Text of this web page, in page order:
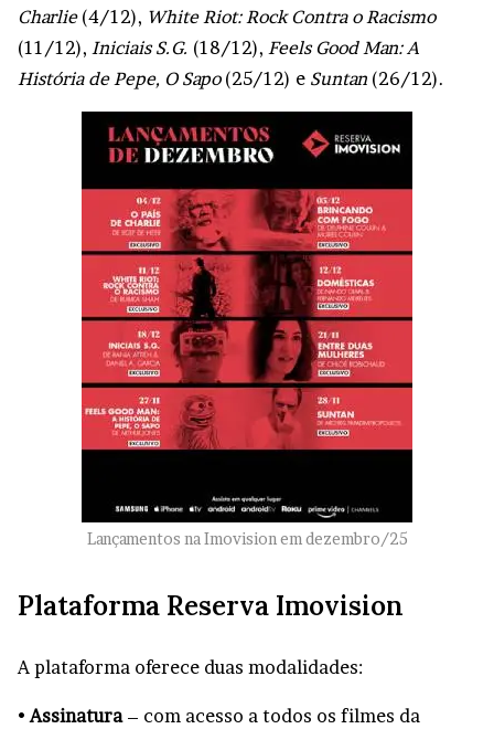
Charlie(4/12), White Riot: Rock Contra o Racismo
(11/12), Iniciais S.G. (18/12), Feels Good Man: A
História de Pepe, O Sapo(25/12) e Suntan (26/12).
Lançamentos na Imovision em dezembro/25
Plataforma Reserva Imovision
A plataforma oferece duas modalidades:
•Assinatura– com acesso a todos os filmes da